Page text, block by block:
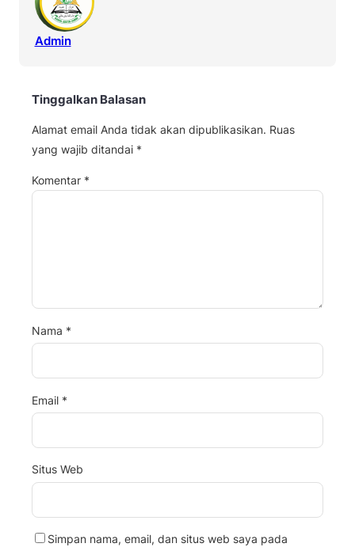
Admin
Tinggalkan Balasan
Alamat email Anda tidak akan dipublikasikan. Ruas
yang wajib ditandai *
Komentar *
Nama *
Email *
Situs Web
Simpan nama, email, dan situs web saya pada